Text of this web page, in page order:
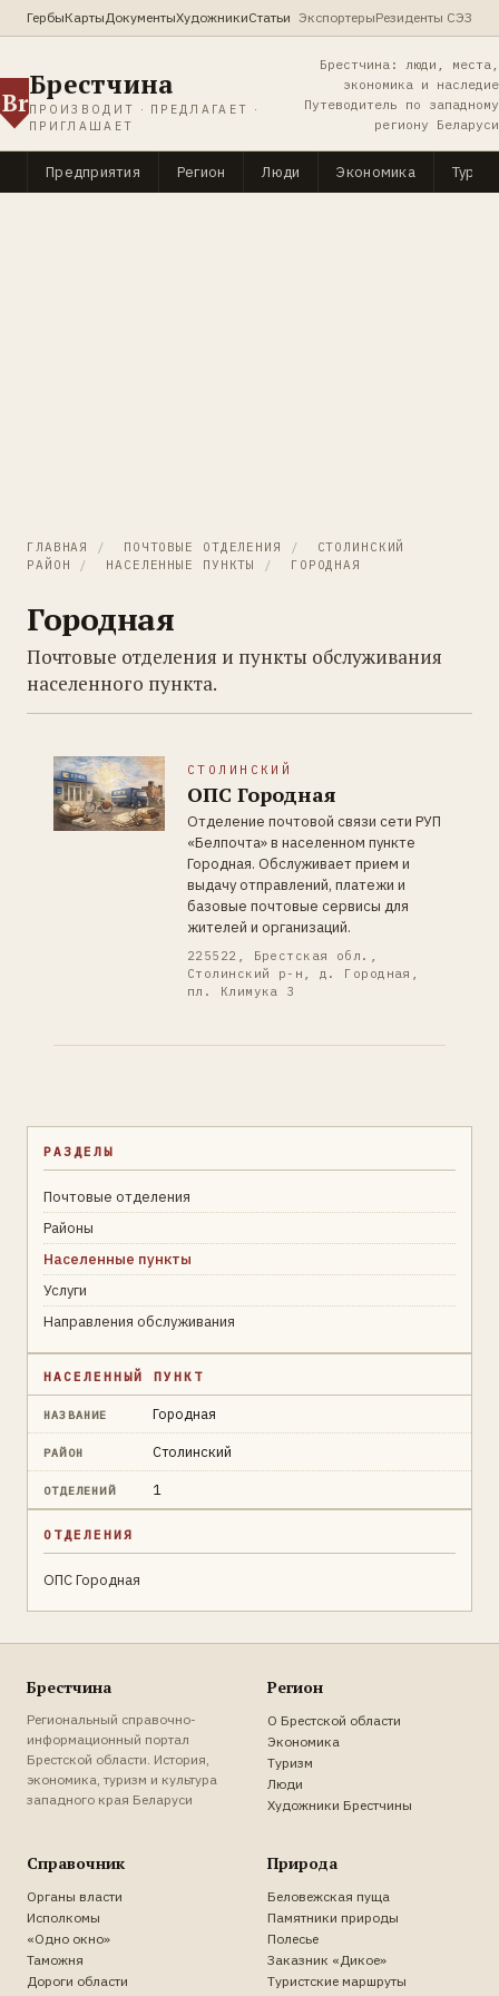
ГербыКартыДокументыХудожникиСтатьи ЭкспортерыРезиденты СЭЗ
Br
Брестчина
ПРОИЗВОДИТ · ПРЕДЛАГАЕТ ·
ПРИГЛАШАЕТ
Брестчина: люди, места,
экономика и наследие
Путеводитель по западному
региону Беларуси
Предприятия Регион Люди Экономика
ГЛАВНАЯ / ПОЧТОВЫЕ ОТДЕЛЕНИЯ /
СТОЛИНСКИЙ
РАЙОН
/ НАСЕЛЕННЫЕ ПУНКТЫ / ГОРОДНАЯ
Городная
Почтовые отделения и пункты обслуживания
населенного пункта.
СТОЛИНСКИЙ
ОПС Городная
Отделение почтовой связи сети РУП
«Белпочта» в населенном пункте
Городная. Обслуживает прием и
выдачу отправлений, платежи и
базовые почтовые сервисы для
жителей и организаций.
225522, Брестская обл.,
Столинский р-н, д. Городная,
пл. Климука 3
РАЗДЕЛЫ
Почтовые отделения
Районы
Населенные пункты
Услуги
Направления обслуживания
НАСЕЛЕННЫЙ ПУНКТ
НАЗВАНИЕ Городная
РАЙОН Столинский
ОТДЕЛЕНИЙ 1
ОТДЕЛЕНИЯ
ОПС Городная
Брестчина
Региональный справочно-
информационный портал
Брестской области. История,
экономика, туризм и культура
западного края Беларуси
Регион
О Брестской области
Экономика
Туризм
Люди
Художники Брестчины
Справочник
Органы власти
Исполкомы
«Одно окно»
Таможня
Дороги области
Природа
Беловежская пуща
Памятники природы
Полесье
Заказник «Дикое»
Туристские маршруты